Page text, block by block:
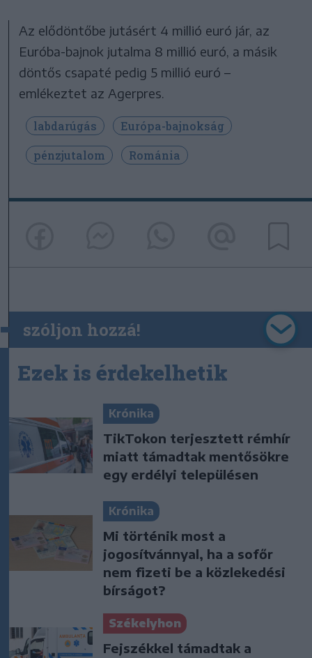
Az elődöntőbe jutásért 4 millió euró jár, az
Euróba-bajnok jutalma 8 millió euró, a másik
döntős csapaté pedig 5 millió euró –
emlékeztet az Agerpres.
labdarúgás
Európa-bajnokság
pénzjutalom
Románia
szóljon hozzá!
Ezek is érdekelhetik
Krónika
TikTokon terjesztett rémhír
miatt támadtak mentősökre
egy erdélyi településen
Krónika
Mi történik most a
jogosítvánnyal, ha a sofőr
nem fizeti be a közlekedési
bírságot?
Székelyhon
Fejszékkel támadtak a